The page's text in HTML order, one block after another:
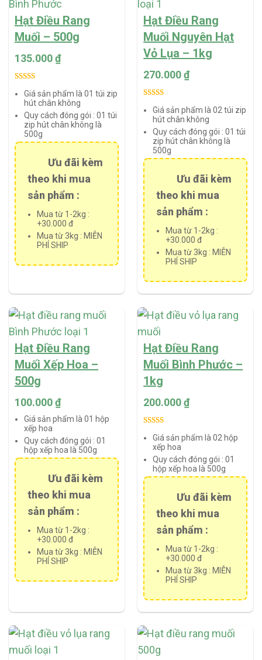
Hạt Điều Rang
Muối – 500g
135.000₫
out of 5
based on
customer
ratings
Giá sản phẩm là 01 túi zip
hút chân không
Quy cách đóng gói : 01 túi
zip hút chân không là
500g
Ưu đãi kèm
theo khi mua
sản phẩm :
Mua từ 1-2kg :
+30.000 đ
Mua từ 3kg : MIỄN
PHÍ SHIP
Hạt Điều Rang
Muối Nguyên Hạt
Vỏ Lụa – 1kg
270.000₫
out of 5
based on
customer
rating
Giá sản phẩm là 02 túi zip
hút chân không
Quy cách đóng gói :01 túi
zip hút chân không là
500g
Ưu đãi kèm
theo khi mua
sản phẩm :
Mua từ 1-2kg :
+30.000 đ
Mua từ 3kg : MIỄN
PHÍ SHIP
Hạt Điều Rang
Muối Xếp Hoa –
500g
100.000₫
Giá sản phẩm là 01 hộp
xếp hoa
Quy cách đóng gói : 01
hộp xếp hoa là 500g
Ưu đãi kèm
theo khi mua
sản phẩm :
Mua từ 1-2kg :
+30.000 đ
Mua từ 3kg : MIỄN
PHÍ SHIP
Hạt Điều Rang
Muối Bình Phước –
1kg
200.000₫
out of 5
based on
customer
rating
Giá sản phẩm là 02 hộp
xếp hoa
Quy cách đóng gói :01
hộp xếp hoa là 500g
Ưu đãi kèm
theo khi mua
sản phẩm :
Mua từ 1-2kg :
+30.000 đ
Mua từ 3kg : MIỄN
PHÍ SHIP